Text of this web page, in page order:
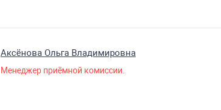
Аксёнова Ольга Владимировна
Менеджер приёмной комиссии.